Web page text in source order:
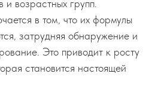
и возрастных групп.
в том, что их формулы
затрудняя обнаружение и
Это приводит к росту
становится настоящей